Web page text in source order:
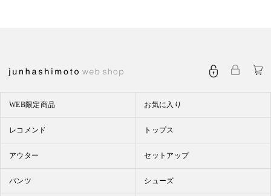
WEB限定商品 お気に入り
レコメンド トップス
アウター セットアップ
パンツ シューズ